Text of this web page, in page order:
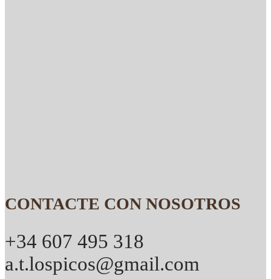
CONTACTE CON NOSOTROS
+34 607 495 318
a.t.lospicos@gmail.com